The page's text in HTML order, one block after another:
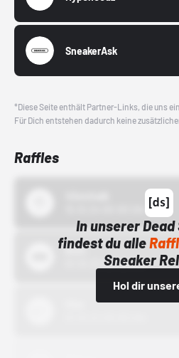
SneakerAsk
*Diese Seite enthält Partner-Links, die uns
Für Dich entstehen dadurch keine
Raffles
In unserer
findest du alle
Sneaker
Hol dir
Bstn
01.10.22 00:00 Uhr